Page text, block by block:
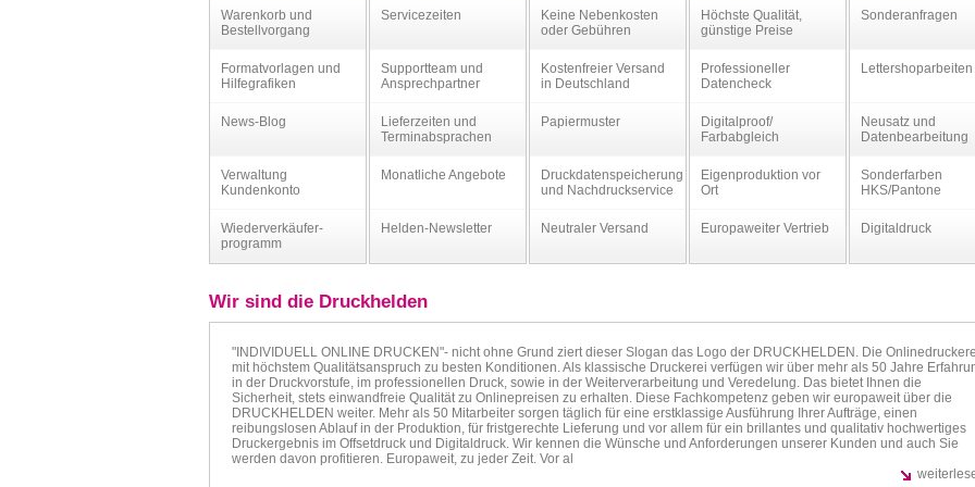
Warenkorb und
Bestellvorgang
Formatvorlagen und
Hilfegrafiken
News-Blog
Verwaltung
Kundenkonto
Wiederverkäufer-
programm
Servicezeiten
Supportteam und
Ansprechpartner
Lieferzeiten und
Terminabsprachen
Monatliche Angebote
Helden-Newsletter
Keine Nebenkosten
oder Gebühren
Kostenfreier Versand
in Deutschland
Papiermuster
Druckdatenspeicherung
und Nachdruckservice
Neutraler Versand
Höchste Qualität,
günstige Preise
Professioneller
Datencheck
Digitalproof/
Farbabgleich
Eigenproduktion vor
Ort
Europaweiter Vertrieb
Sonderanfragen
Lettershoparbeiten
Neusatz und
Datenbearbeitung
Sonderfarben
HKS/Pantone
Digitaldruck
Wir sind die Druckhelden
"INDIVIDUELL ONLINE DRUCKEN"- nicht ohne Grund ziert dieser Slogan das Logo der DRUCKHELDEN. Die
mit höchstem Qualitätsanspruch zu besten Konditionen. Als klassische Druckerei verfügen wir über mehr als 50 Jahre
in der Druckvorstufe, im professionellen Druck, sowie in der Weiterverarbeitung und Veredelung. Das bietet Ihnen die
Sicherheit, stets einwandfreie Qualität zu Onlinepreisen zu erhalten. Diese Fachkompetenz geben wir europaweit über die
DRUCKHELDEN weiter. Mehr als 50 Mitarbeiter sorgen täglich für eine erstklassige Ausführung Ihrer Aufträge, einen
reibungslosen Ablauf in der Produktion, für fristgerechte Lieferung und vor allem für ein brillantes und qualitativ hochwertiges
Druckergebnis im Offsetdruck und Digitaldruck. Wir kennen die Wünsche und Anforderungen unserer Kunden und auch Sie
werden davon profitieren. Europaweit, zu jeder Zeit. Vor al